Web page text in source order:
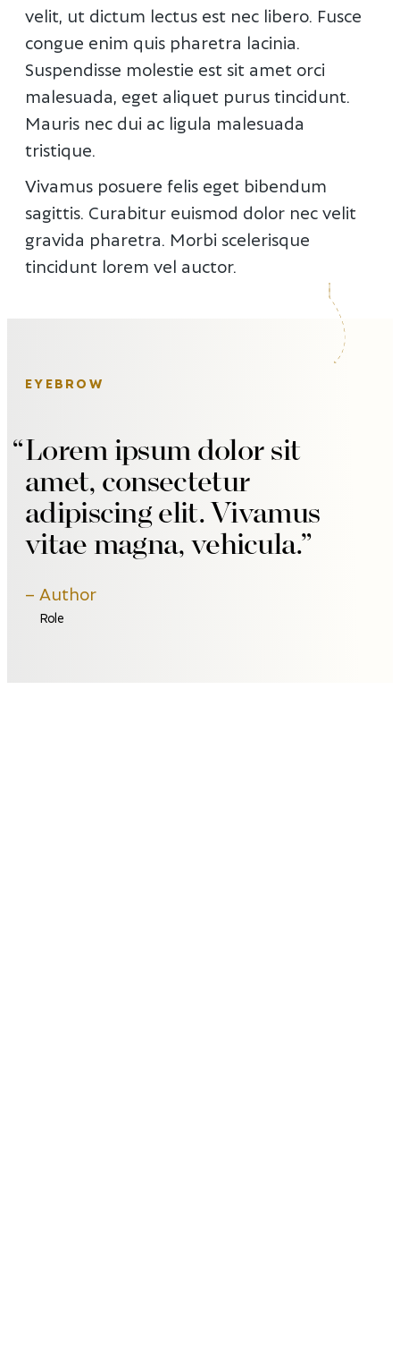
velit, ut dictum lectus est nec libero. Fusce
congue enim quis pharetra lacinia.
Suspendisse molestie est sit amet orci
malesuada, eget aliquet purus tincidunt.
Mauris nec dui ac ligula malesuada
tristique.
Vivamus posuere felis eget bibendum
sagittis. Curabitur euismod dolor nec velit
gravida pharetra. Morbi scelerisque
tincidunt lorem vel auctor.
EYEBROW
Lorem ipsum dolor sit
amet, consectetur
adipiscing elit. Vivamus
vitae magna, vehicula.
Author
Role